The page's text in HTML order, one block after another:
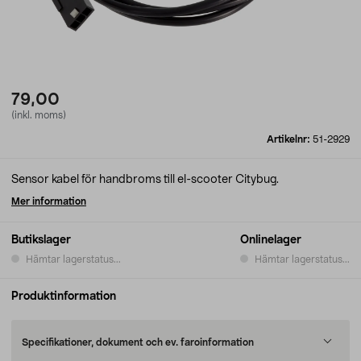
79,00
(inkl. moms)
Artikelnr: 51-2929
Butikslager
Hämtar lagerstatus...
Onlinelager
Hämtar lagerstatus...
Sensor kabel för handbroms till el-scooter Citybug.
Mer information
Produktinformation
Specifikationer, dokument och ev. faroinformation